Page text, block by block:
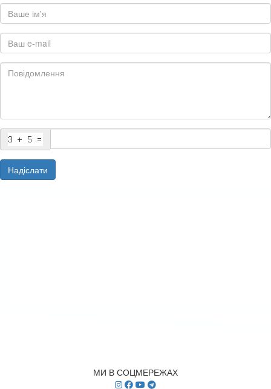
Надіслати
МИ В СОЦМЕРЕЖАХ